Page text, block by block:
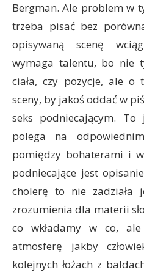
Bergman. Ale problem w
trzeba pisać bez
opisywaną scenę
wymaga talentu, bo nie
ciała, czy pozycje, ale
sceny, by jakoś oddać w
seks podniecającym.
polega na
pomiędzy bohaterami i
podniecające jest
cholerę to nie
zrozumienia dla materii
co wkładamy w co, ale
atmosferę jakby
kolejnych łożach z